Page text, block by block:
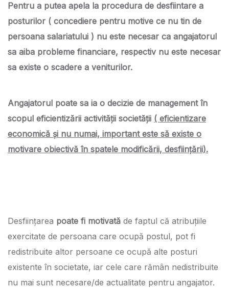
Pentru a putea apela la procedura de desfiintare a
posturilor ( concediere pentru motive ce nu tin de
persoana salariatului ) nu este necesar ca angajatorul
sa aiba probleme financiare, respectiv nu este necesar
sa existe o scadere a veniturilor.
Angajatorul poate sa ia o decizie de management în
scopul eficientizării activității societății ( eficientizare
economică și nu numai, important este să existe o
motivare obiectivă în spatele modificării, desființării).
Desființarea poate fi motivată de faptul că atribuțiile
exercitate de persoana care ocupă postul, pot fi
redistribuite altor persoane ce ocupă alte posturi
existente în societate, iar cele care rămân nedistribuite
nu mai sunt necesare/de actualitate pentru angajator.